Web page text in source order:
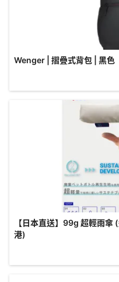
Wenger | 摺疊式背包 | 黑色
【日本直送】99g 超輕雨傘
港)